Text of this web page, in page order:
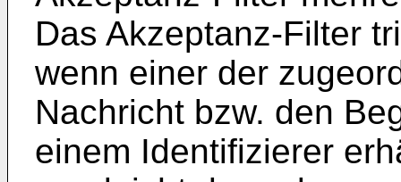
Das Akzeptanz-Filter
wenn einer der
Nachricht bzw. den
einem Identifizierer